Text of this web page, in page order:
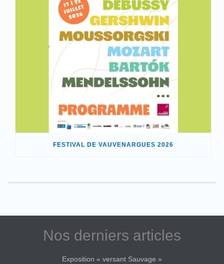
FESTIVAL DE VAUVENARGUES 2026
Nos derniers articles
Exposition « versant Sauvage »